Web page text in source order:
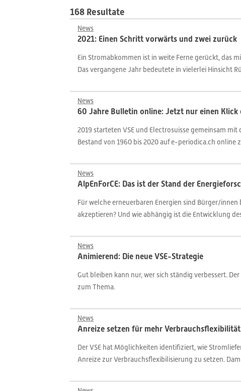
168 Resultate
News
2021: Einen Schritt vorwärts und zwei zurück
Ein Stromabkommen ist in weite Ferne gerückt, das
Das vergangene Jahr bedeutete in vielerlei Hinsicht
News
60 Jahre Bulletin online: Jetzt nur einen
2019 starteten VSE und Electrosuisse gemeinsam
Bestand von 1960 bis 2020 auf e-periodica.ch online
News
AlpEnForCE: Das ist der Stand der
Für welche erneuerbaren Energien sind Bürger/
akzeptieren? Und wie abhängig ist die Entwicklung
News
Animierend: Die neue VSE-Strategie
Gut bleiben kann nur, wer sich ständig verbessert.
zum Thema.
News
Anreize setzen für mehr Verbrauchsflexibilität
Der VSE hat Möglichkeiten identifiziert, wie
Anreize zur Verbrauchsflexibilisierung zu setzen.